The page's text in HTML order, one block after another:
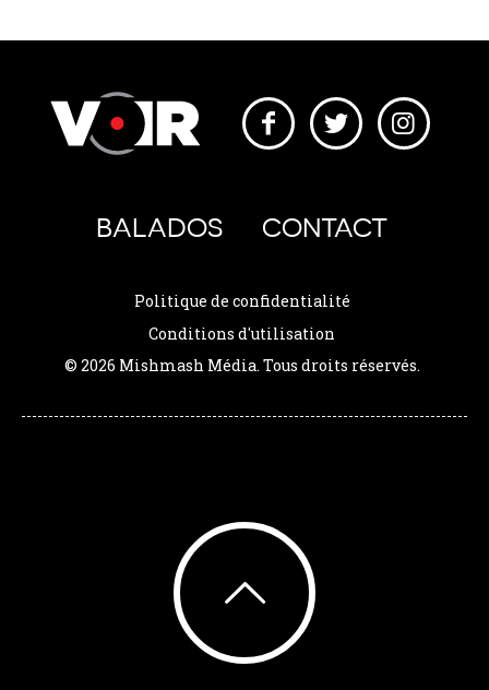
BALADOS CONTACT
Politique de confidentialité
Conditions d'utilisation
© 2026 Mishmash Média. Tous droits réservés.